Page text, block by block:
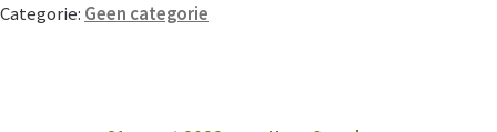
Categorie: Geen categorie